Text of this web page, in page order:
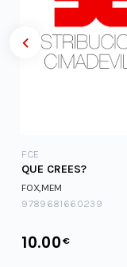
FCE
QUE CREES?
FOX,MEM
9789681660239
10.00€